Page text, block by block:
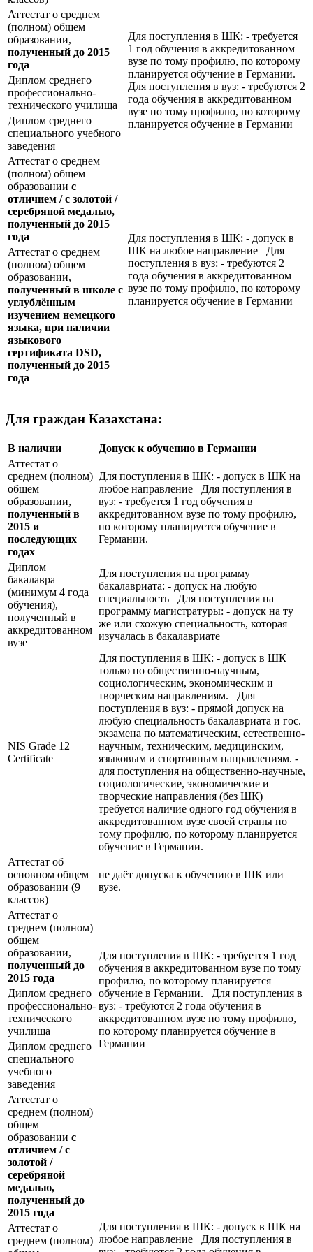
Аттестат о среднем
(полном) общем
образовании,
полученный до 2015
года
Для поступления в ШК: - требуется
1 год обучения в аккредитованном
вузе по тому профилю, по которому
планируется обучение в Германии.
Для поступления в вуз: - требуются 2
года обучения в аккредитованном
вузе по тому профилю, по которому
планируется обучение в Германии
Диплом среднего
профессионально-
технического училища
Диплом среднего
специального учебного
заведения
Аттестат о среднем
(полном) общем
образовании с
отличием / с золотой /
серебряной медалью,
полученный до 2015
года
Для поступления в ШК: - допуск в
ШК на любое направление Для
поступления в вуз: - требуются 2
года обучения в аккредитованном
вузе по тому профилю, по которому
планируется обучение в Германии
Аттестат о среднем
(полном) общем
образовании,
полученный в школе с
углублённым
изучением немецкого
языка, при наличии
языкового
сертификата DSD,
полученный до 2015
года
Для граждан Казахстана:
В наличии
Допуск к обучению в Германии
Аттестат о
среднем (полном)
общем
образовании,
полученный в
2015 и
последующих
годах
Для поступления в ШК: - допуск в ШК на
любое направление Для поступления в
вуз: - требуется 1 год обучения в
аккредитованном вузе по тому профилю,
по которому планируется обучение в
Германии.
Диплом
бакалавра
(минимум 4 года
обучения),
полученный в
аккредитованном
вузе
Для поступления на программу
бакалавриата: - допуск на любую
специальность Для поступления на
программу магистратуры: - допуск на ту
же или схожую специальность, которая
изучалась в бакалавриате
NIS Grade 12
Certificate
Для поступления в ШК: - допуск в ШК
только по общественно-научным,
социологическим, экономическим и
творческим направлениям. Для
поступления в вуз: - прямой допуск на
любую специальность бакалавриата и гос.
экзамена по математическим, естественно-
научным, техническим, медицинским,
языковым и спортивным направлениям. -
для поступления на общественно-научные,
социологические, экономические и
творческие направления (без ШК)
требуется наличие одного год обучения в
аккредитованном вузе своей страны по
тому профилю, по которому планируется
обучение в Германии.
Аттестат об
основном общем
образовании (9
классов)
не даёт допуска к обучению в ШК или
вузе.
Аттестат о
среднем (полном)
общем
образовании,
полученный до
2015 года
Для поступления в ШК: - требуется 1 год
обучения в аккредитованном вузе по тому
профилю, по которому планируется
обучение в Германии. Для поступления в
вуз: - требуются 2 года обучения в
аккредитованном вузе по тому профилю,
по которому планируется обучение в
Германии
Диплом среднего
профессионально-
технического
училища
Диплом среднего
специального
учебного
заведения
Аттестат о
среднем (полном)
общем
образовании с
отличием / с
золотой /
серебряной
медалью,
полученный до
2015 года
Для поступления в ШК: - допуск в ШК на
любое направление Для поступления в
Аттестат о
среднем (полном)